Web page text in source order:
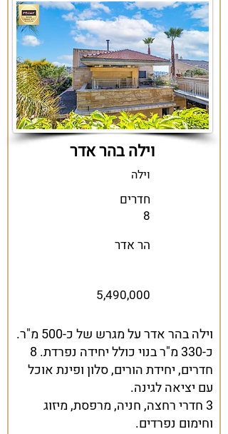
וילה בהר אדר
וילה
חדרים
8
הר אדר
5,490,000
וילה בהר אדר על מגרש של כ-500 מ"ר.
כ-330 מ"ר בנוי כולל יחידה נפרדת. 8
חדרים, יחידת הורים, סלון ופינת אוכל
עם יציאה לגינה.
3 חדרי רחצה, חניה, מרפסת, מיזוג
וחימום נפרדים.